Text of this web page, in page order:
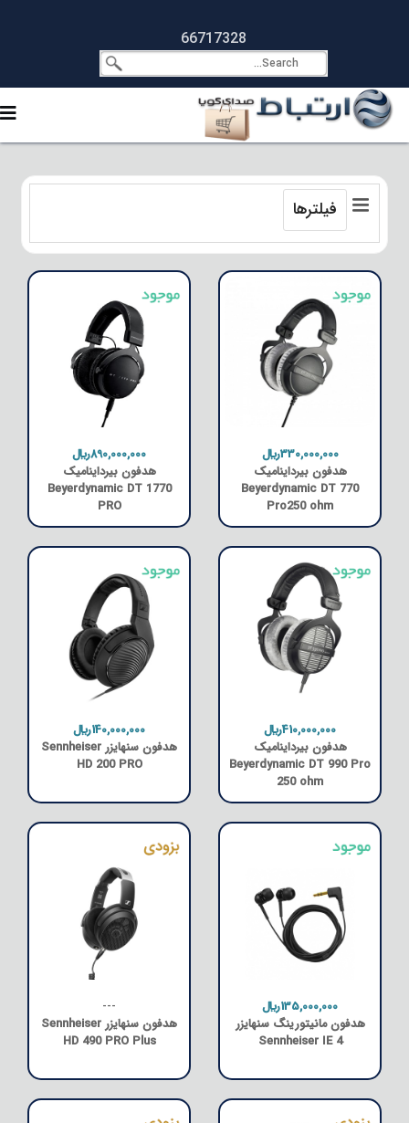
66717328
فیلترها
330,000,000﷼
هدفون بیرداینامیک
Beyerdynamic DT 770
Pro250 ohm
890,000,000﷼
هدفون بیرداینامیک
Beyerdynamic DT 1770
PRO
410,000,000﷼
هدفون بیرداینامیک
Beyerdynamic DT 990 Pro
250 ohm
140,000,000﷼
هدفون سنهایزر Sennheiser
HD 200 PRO
135,000,000﷼
هدفون مانیتورینگ سنهایزر
Sennheiser IE 4
---
هدفون سنهایزر Sennheiser
HD 490 PRO Plus